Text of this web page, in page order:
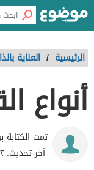
الرئيسية / العناية
أنواع
تمت
آخر تحديث: